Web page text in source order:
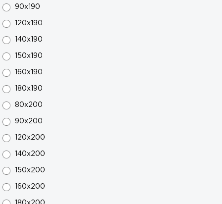
90х190
120х190
140х190
150х190
160х190
180х190
80х200
90х200
120х200
140х200
150х200
160х200